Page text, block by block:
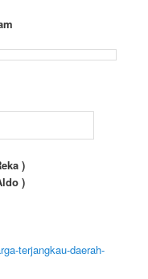
)
)
terjangkau-daerah-